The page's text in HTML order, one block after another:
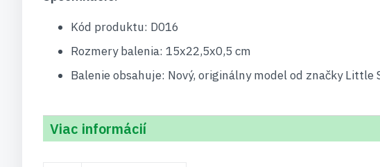
Kód produktu: D016
Rozmery balenia: 15x22,5x0,5 cm
Balenie obsahuje: Nový, originálny model od značky Little
Viac informácií